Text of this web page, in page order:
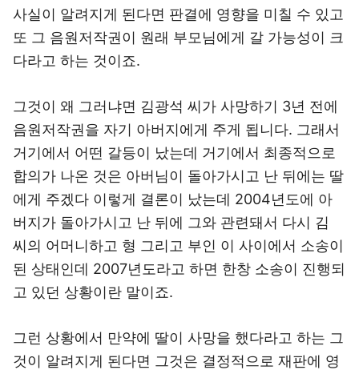
사실이 알려지게 된다면 판결에 영향을 미칠 수 있고
또 그 음원저작권이 원래 부모님에게 갈 가능성이 크
다라고 하는 것이죠.
그것이 왜 그러냐면 김광석 씨가 사망하기 3년 전에
음원저작권을 자기 아버지에게 주게 됩니다. 그래서
거기에서 어떤 갈등이 났는데 거기에서 최종적으로
합의가 나온 것은 아버님이 돌아가시고 난 뒤에는 딸
에게 주겠다 이렇게 결론이 났는데 2004년도에 아
버지가 돌아가시고 난 뒤에 그와 관련돼서 다시 김
씨의 어머니하고 형 그리고 부인 이 사이에서 소송이
된 상태인데 2007년도라고 하면 한창 소송이 진행되
고 있던 상황이란 말이죠.
그런 상황에서 만약에 딸이 사망을 했다라고 하는 그
것이 알려지게 된다면 그것은 결정적으로 재판에 영